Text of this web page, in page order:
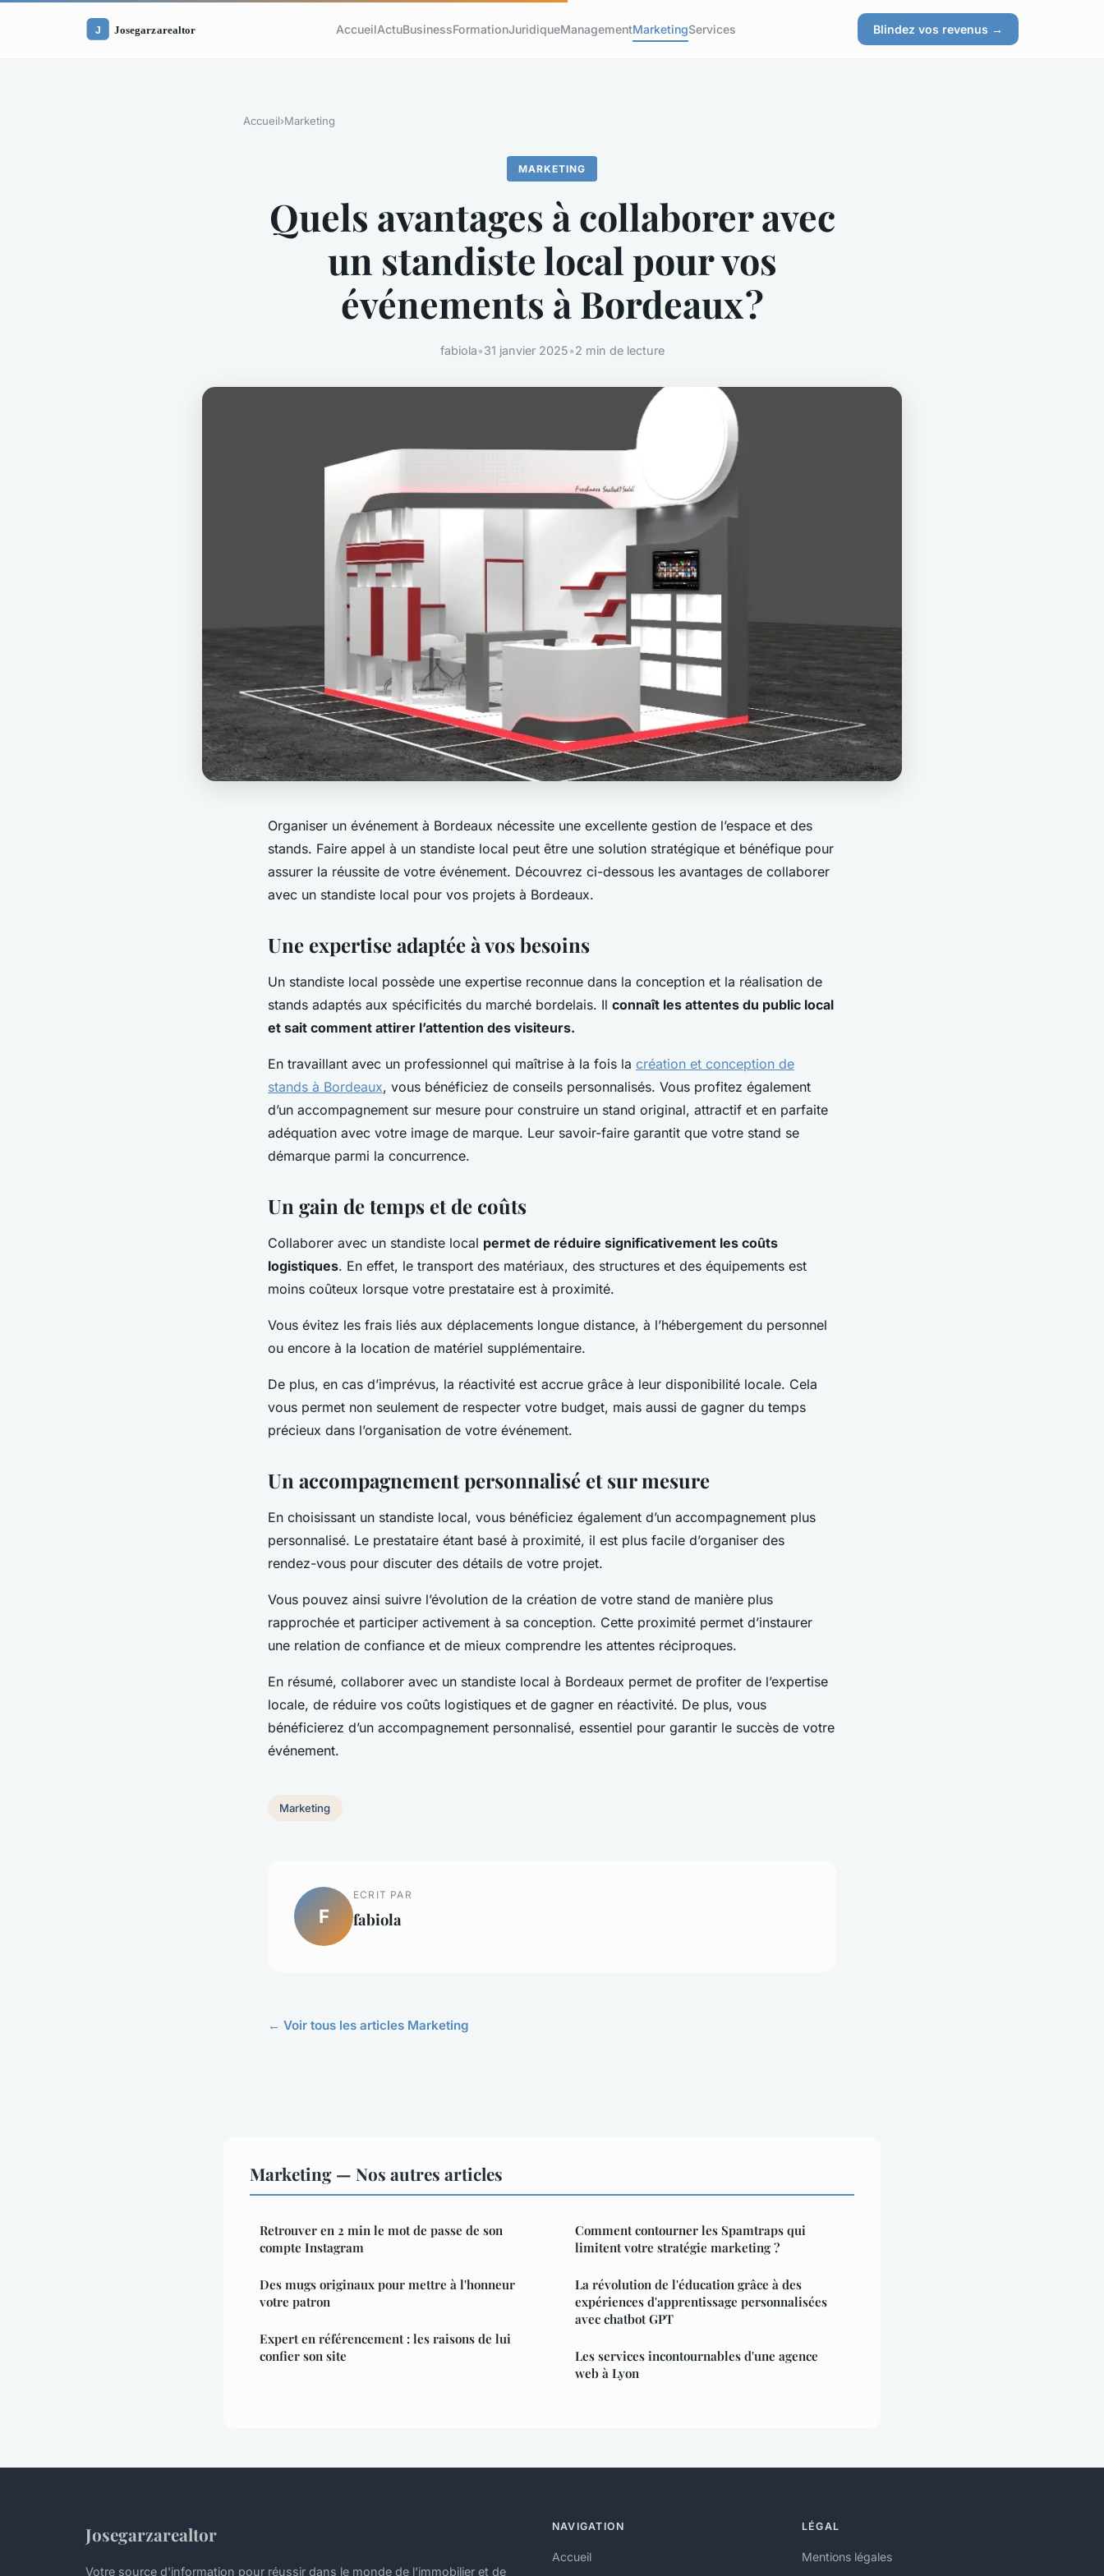
AccueilActuBusinessFormationJuridiqueManagementMarketingServices Blindez vos revenus →
Accueil›Marketing
MARKETING
Quels avantages à collaborer avec
un standiste local pour vos
événements à Bordeaux ?
fabiola•31 janvier 2025•2 min de lecture
Organiser un événement à Bordeaux nécessite une excellente gestion de l’espace et des
stands. Faire appel à un standiste local peut être une solution stratégique et bénéfique pour
assurer la réussite de votre événement. Découvrez ci-dessous les avantages de collaborer
avec un standiste local pour vos projets à Bordeaux.
Une expertise adaptée à vos besoins
Un standiste local possède une expertise reconnue dans la conception et la réalisation de
stands adaptés aux spécificités du marché bordelais. Il connaît les attentes du public local
et sait comment attirer l’attention des visiteurs.
En travaillant avec un professionnel qui maîtrise à la fois la création et conception de
stands à Bordeaux, vous bénéficiez de conseils personnalisés. Vous profitez également
d’un accompagnement sur mesure pour construire un stand original, attractif et en parfaite
adéquation avec votre image de marque. Leur savoir-faire garantit que votre stand se
démarque parmi la concurrence.
Un gain de temps et de coûts
Collaborer avec un standiste local permet de réduire significativement les coûts
logistiques. En effet, le transport des matériaux, des structures et des équipements est
moins coûteux lorsque votre prestataire est à proximité.
Vous évitez les frais liés aux déplacements longue distance, à l’hébergement du personnel
ou encore à la location de matériel supplémentaire.
De plus, en cas d’imprévus, la réactivité est accrue grâce à leur disponibilité locale. Cela
vous permet non seulement de respecter votre budget, mais aussi de gagner du temps
précieux dans l’organisation de votre événement.
Un accompagnement personnalisé et sur mesure
En choisissant un standiste local, vous bénéficiez également d’un accompagnement plus
personnalisé. Le prestataire étant basé à proximité, il est plus facile d’organiser des
rendez-vous pour discuter des détails de votre projet.
Vous pouvez ainsi suivre l’évolution de la création de votre stand de manière plus
rapprochée et participer activement à sa conception. Cette proximité permet d’instaurer
une relation de confiance et de mieux comprendre les attentes réciproques.
En résumé, collaborer avec un standiste local à Bordeaux permet de profiter de l’expertise
locale, de réduire vos coûts logistiques et de gagner en réactivité. De plus, vous
bénéficierez d’un accompagnement personnalisé, essentiel pour garantir le succès de votre
événement.
Marketing
F
ECRIT PAR
fabiola
← Voir tous les articles Marketing
Marketing — Nos autres articles
Retrouver en 2 min le mot de passe de son
compte Instagram
Des mugs originaux pour mettre à l'honneur
votre patron
Expert en référencement : les raisons de lui
confier son site
Comment contourner les Spamtraps qui
limitent votre stratégie marketing ?
La révolution de l'éducation grâce à des
expériences d'apprentissage personnalisées
avec chatbot GPT
Les services incontournables d'une agence
web à Lyon
Josegarzarealtor
Votre source d'information pour réussir dans le monde de l'immobilier et de
NAVIGATION
Accueil
LÉGAL
Mentions légales